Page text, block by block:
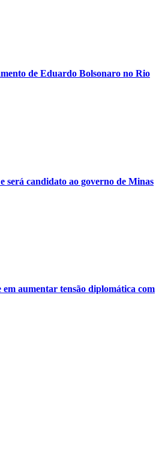
de Eduardo Bolsonaro no Rio
será candidato ao governo de Minas
aumentar tensão diplomática com